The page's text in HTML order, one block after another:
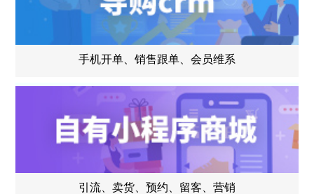
手机开单、销售跟单、会员维系
引流、卖货、预约、留客、营销